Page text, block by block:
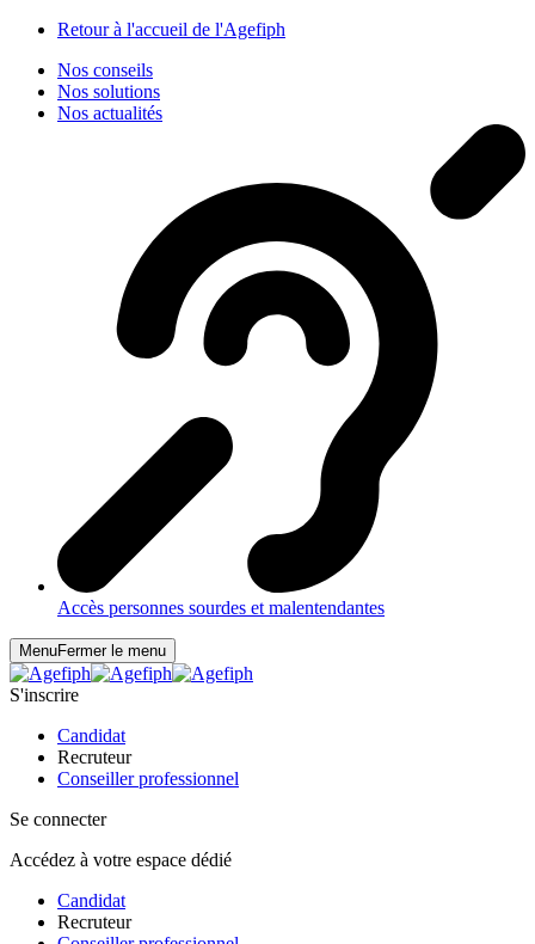
Retour à l'accueil de l'Agefiph
Nos conseils
Nos solutions
Nos actualités
Accès personnes sourdes et malentendantes
MenuFermer le menu
S'inscrire
Candidat
Recruteur
Conseiller professionnel
Se connecter
Accédez à votre espace dédié
Candidat
Recruteur